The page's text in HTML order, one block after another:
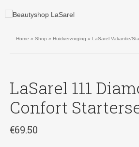
Home » Shop » Huidverzorging » LaSarel Vakantie/
LaSarel 111
Confort
€69.50